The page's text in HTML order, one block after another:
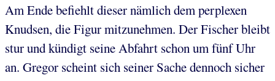
Am Ende befiehlt dieser nämlich dem perplexen
Knudsen, die Figur mitzunehmen. Der Fischer bleibt
stur und kündigt seine Abfahrt schon um fünf Uhr
an. Gregor scheint sich seiner Sache dennoch sicher